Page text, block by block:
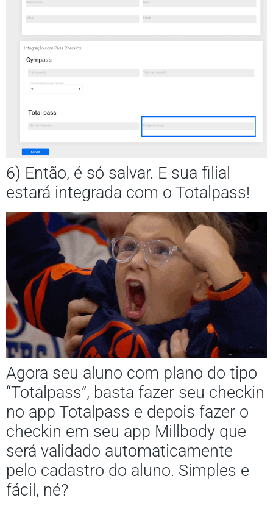
6) Então, é só salvar. E sua filial
estará integrada com o Totalpass!
Agora seu aluno com plano do tipo
“Totalpass”, basta fazer seu checkin
no app Totalpass e depois fazer o
checkin em seu app Millbody que
será validado automaticamente
pelo cadastro do aluno. Simples e
fácil, né?